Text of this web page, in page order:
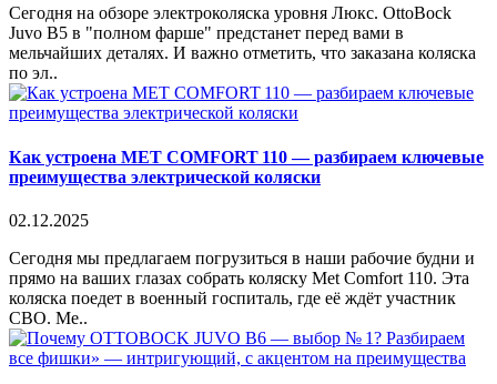
Сегодня на обзоре электроколяска уровня Люкс. OttoBock
Juvo B5 в "полном фарше" предстанет перед вами в
мельчайших деталях. И важно отметить, что заказана коляска
по эл..
Как устроена MET COMFORT 110 — разбираем ключевые
преимущества электрической коляски
02.12.2025
Сегодня мы предлагаем погрузиться в наши рабочие будни и
прямо на ваших глазах собрать коляску Met Comfort 110. Эта
коляска поедет в военный госпиталь, где её ждёт участник
СВО. Me..